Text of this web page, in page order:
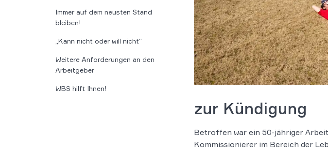
Immer auf dem neusten Stand
bleiben!
„Kann nicht oder will nicht“
Weitere Anforderungen an den
Arbeitgeber
WBS hilft Ihnen!
zur Kündigung
Betroffen war ein 50-jähriger
Kommissionierer im Bereich der